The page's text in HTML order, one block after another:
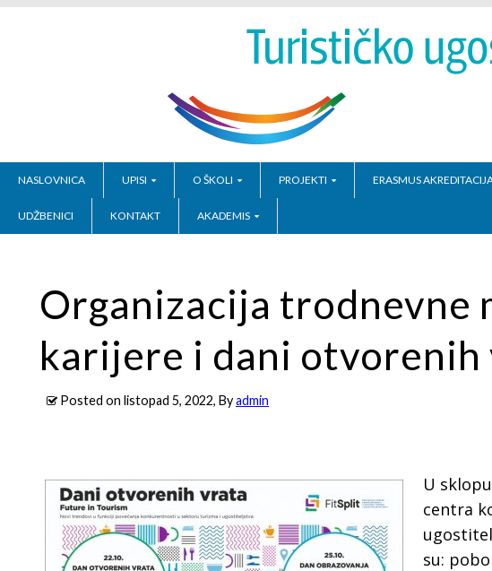
NASLOVNICA UPISI O ŠKOLI PROJEKTI ERASMUS
UDŽBENICI KONTAKT AKADEMIS
Organizacija trodnevne
karijere i dani otvorenih
Posted on listopad 5, 2022, Byadmin
U
centra
su: